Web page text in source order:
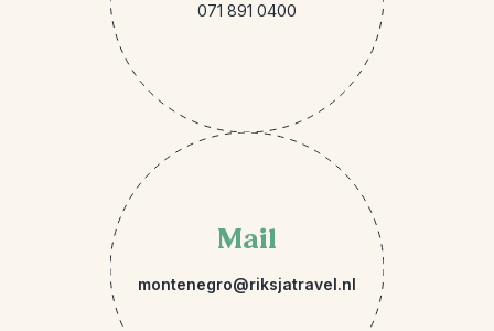
071 891 0400
Mail
montenegro@riksjatravel.nl